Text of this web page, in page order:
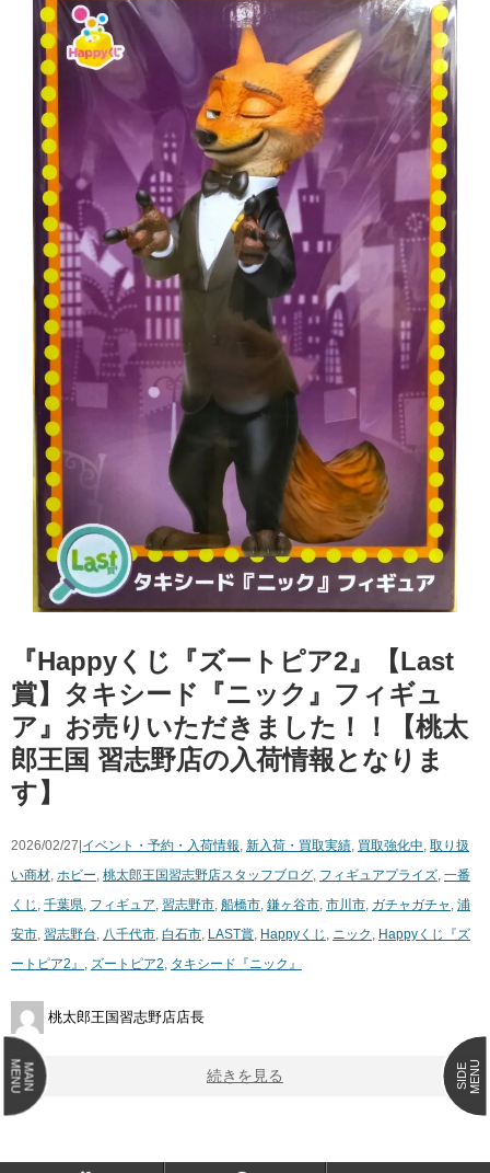
『Happyくじ『ズートピア2』【Last
賞】タキシード『ニック』フィギュ
ア』お売りいただきました！！【桃太
郎王国 習志野店の入荷情報となりま
す】
2026/02/27| イベント・予約・入荷情報, 新入荷・買取実績, 買取強化中, 取り扱
い商材, ホビー, 桃太郎王国習志野店スタッフブログ, フィギュアプライズ, 一番
くじ , 千葉県, フィギュア, 習志野市, 船橋市, 鎌ヶ谷市, 市川市, ガチャガチャ , 浦
安市, 習志野台, 八千代市, 白石市, LAST賞, Happyくじ , ニック , Happyくじ『ズ
ートピア2』 , ズートピア2, タキシード『ニック』
桃太郎王国習志野店店長
続きを見る
MAIN
MENU SIDEMENU